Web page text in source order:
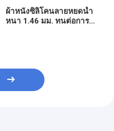
ผ้าหนังซิลิโคนลายหยดน้ำ
หนา 1.46 มม. ทนต่อการขีด